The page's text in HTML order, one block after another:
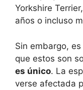
Yorkshire
años o incluso
Sin embargo,
que estos son
es único. La
verse afectada